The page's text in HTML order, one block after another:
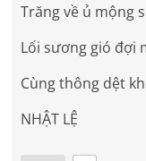
Trăng về ủ mộng
Lối sương gió đợi
Cùng thông dệt
NHẬT LỆ